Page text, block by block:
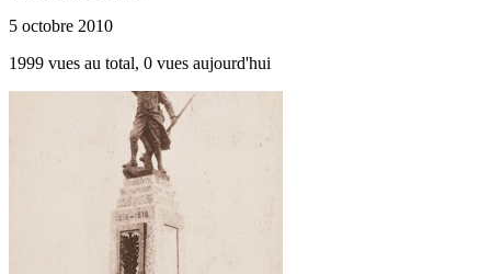
5 octobre 2010
1999 vues au total, 0 vues aujourd'hui